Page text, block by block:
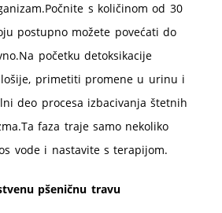
s količinom od 30
postupno možete povećati do
početku detoksikacije
lošije, primetiti promene u urinu i
deo procesa izbacivanja štetnih
faza traje samo nekoliko
vode i nastavite s terapijom.
pšeničnu travu